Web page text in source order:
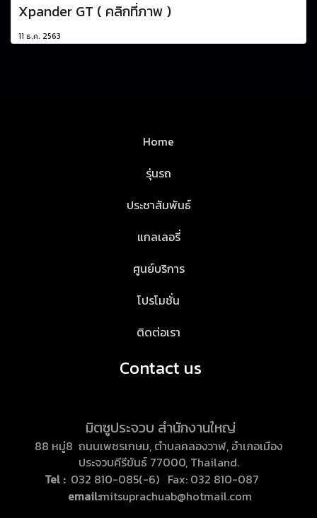
Xpander GT ( คลิกที่ภาพ )
11 ธ.ค. 2563
Home
รุ่นรถ
ประชาสัมพันธ์
แกลเลอรี่
ศูนย์บริการ
โปรโมชั่น
ติดต่อเรา
Contact us
มิตซูประจวบ สำนักงานใหญ่
88 หมู่8 ถนนเพชรเกษม, ตำบลคลองวาฬ, อำเภอเมือง
ประจวบคีรีขันธ์ 77000, Thailand.
Tel :032 810-085(-6) Fax: 032 810-087
email:mitsuprachuab@hotmail.com